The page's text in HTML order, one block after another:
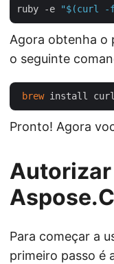
ruby -e "$(curl -
Agora obtenha o
o seguinte
brew
Pronto! Agora
Para começar a
primeiro passo é